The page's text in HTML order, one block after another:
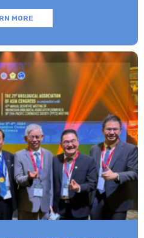
药械通政策落户广州和睦家医
科学干预，今天我们邀请广州和睦
清主任为大家详细解说。 红斑狼疮
其他的身体细胞从而导致的疾病。
过来的，意思是说皮肤的病变部
患者的皮肤会出现星星点点的红
现在面部，有时散布在全身任何部
性损害为主，除了皮肤以外，在
，都有损害。复发是红斑狼疮患者
过去的坎儿，不少患者在复发-缓
如何及早发现红斑狼疮？ 红斑狼疮
下是其高危因素和高发人群： 高危
和遗传因素有关，家族中有直系或
明在基因中带有这种疾病的发病因
：雌激素是狼疮的一大重要诱发原
，人体雌激素水平升高，易使狼疮
：免疫异常是诱发狼疮的最主要原
意避开诱发因素。 环境因素：辐射
疫系统造成伤害。如果长期处于有
MORE